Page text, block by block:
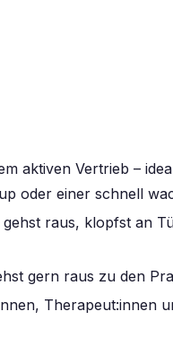
aktiven Vertrieb –
oder einer schnell
raus, klopfst an
gern raus zu den
Therapeut:innen